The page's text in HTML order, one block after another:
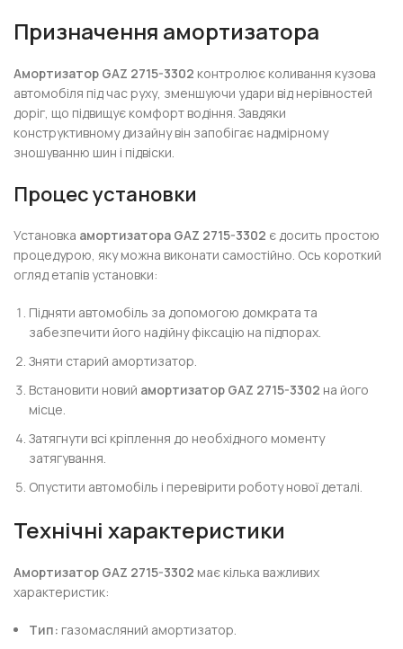
Призначення амортизатора
Амортизатор GAZ 2715-3302 контролює коливання кузова
автомобіля під час руху, зменшуючи удари від нерівностей
доріг, що підвищує комфорт водіння. Завдяки
конструктивному дизайну він запобігає надмірному
зношуванню шин і підвіски.
Процес установки
Установка амортизатора GAZ 2715-3302 є досить простою
процедурою, яку можна виконати самостійно. Ось короткий
огляд етапів установки:
Підняти автомобіль за допомогою домкрата та
забезпечити його надійну фіксацію на підпорах.
Зняти старий амортизатор.
Встановити новий амортизатор GAZ 2715-3302 на його
місце.
Затягнути всі кріплення до необхідного моменту
затягування.
Опустити автомобіль і перевірити роботу нової деталі.
Технічні характеристики
Амортизатор GAZ 2715-3302 має кілька важливих
характеристик:
Тип: газомасляний амортизатор.